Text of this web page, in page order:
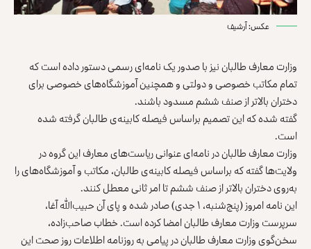
عکس: آرشیف
وزارت معارف طالبان نیز با صدور یک نامه‌ای رسمی دستور داده است که
تمام مکاتب خصوصی و دولتی و همچنین آموزشگاه‌های خصوصی برای
دختران بالاتر از صنف ششم مسدود باشند.
گفته شده که این تصمیم براساس فیصله کابینه‌ی طالبان گرفته شده
است.
وزارت معارف طالبان در نامه‌ای عنوانی ریاست‌های معارف این گروه در
ولایت‌ها گفته که براساس فیصله کابینه‌ی طالبان، مکاتب و آموزشگاه‌های را
به‌روی دختران بالاتر از صنف ششم تا امر ثانی معطل کنند.
این نامه امروز (پنج‌شنبه، ۱ جدی) صادر شده و پای آن حبیب‌الله آغا،
سرپرست وزارت معارف طالبان امضا کرده است. خطاب صاحب‌زاده،
سخن‌گوی وزارت معارف طالبان در پیامی به روزنامه اطلاعات روز صحت این